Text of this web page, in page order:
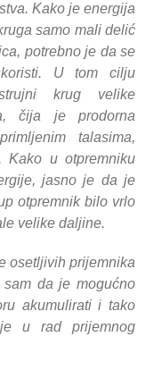
Kako je energija
samo mali delić
potrebno je da se
U tom cilju
krug velike
čija je prodorna
talasima,
Kako u otpremniku
jasno je da je
otpremnik bilo vrlo
velike daljine.
osetljivih prijemnika
da je mogućno
akumulirati i tako
u rad prijemnog